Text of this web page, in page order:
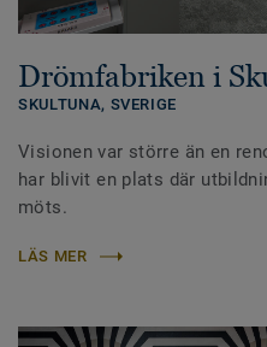
Drömfabriken i
SKULTUNA, SVERIGE
Visionen var större än en
har blivit en plats där
möts.
LÄS MER